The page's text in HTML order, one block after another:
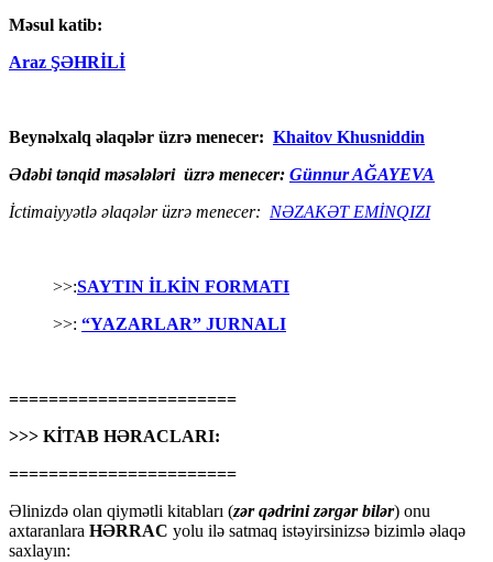
Məsul katib:
Araz ŞƏHRİLİ
Beynəlxalq əlaqələr üzrə menecer: Khaitov Khusniddin
Ədəbi tənqid məsələləri üzrə menecer: Günnur AĞAYEVA
İctimaiyyətlə əlaqələr üzrə menecer: NƏZAKƏT EMİNQIZI
>>:SAYTIN İLKİN FORMATI
>>: “YAZARLAR” JURNALI
=======================
>>> KİTAB HƏRACLARI:
=======================
Əlinizdə olan qiymətli kitabları (zər qədrini zərgər bilər) onu
axtaranlara HƏRRAC yolu ilə satmaq istəyirsinizsə bizimlə əlaqə
saxlayın: